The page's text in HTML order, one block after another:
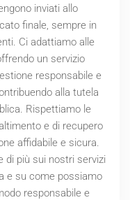
inviati allo
finale, sempre in
Ci adattiamo alle
un servizio
responsabile e
alla tutela
Rispettiamo le
e di recupero
affidabile e sicura.
di più sui nostri servizi
e su come possiamo
responsabile e